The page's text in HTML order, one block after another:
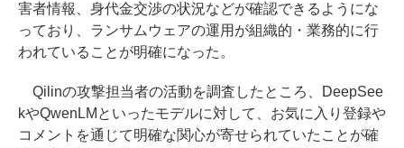
害者情報、身代金交渉の状況などが確認できるようにな
っており、ランサムウェアの運用が組織的・業務的に行
われていることが明確になった。
Qilinの攻撃担当者の活動を調査したところ、DeepSee
kやQwenLMといったモデルに対して、お気に入り登録や
コメントを通じて明確な関心が寄せられていたことが確